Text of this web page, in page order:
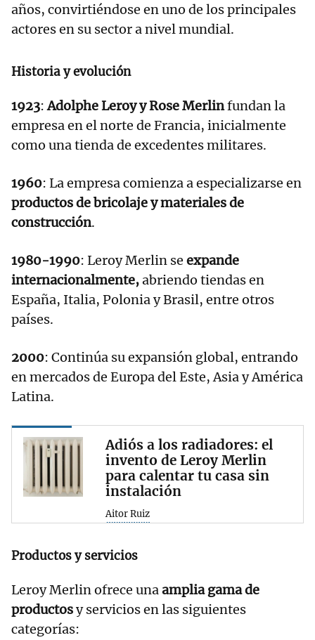
años, convirtiéndose en uno de los principales
actores en su sector a nivel mundial.
Historia y evolución
1923:Adolphe Leroy y Rose Merlinfundan la
empresa en el norte de Francia, inicialmente
como una tienda de excedentes militares.
1960: La empresa comienza a especializarse en
productos de bricolaje y materiales de
construcción.
1980-1990: Leroy Merlin se expande
internacionalmente,abriendo tiendas en
España, Italia, Polonia y Brasil, entre otros
países.
2000: Continúa su expansión global, entrando
en mercados de Europa del Este, Asia y América
Latina.
Adiós a los radiadores: el
invento de Leroy Merlin
para calentar tu casa sin
instalación
Aitor Ruiz
Productos y servicios
Leroy Merlin ofrece unaamplia gama de
productosy servicios en las siguientes
categorías: